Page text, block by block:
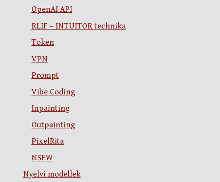
OpenAI API
RLIF – INTUITOR technika
Token
VPN
Prompt
Vibe Coding
Inpainting
Outpainting
PixelRita
NSFW
Nyelvi modellek